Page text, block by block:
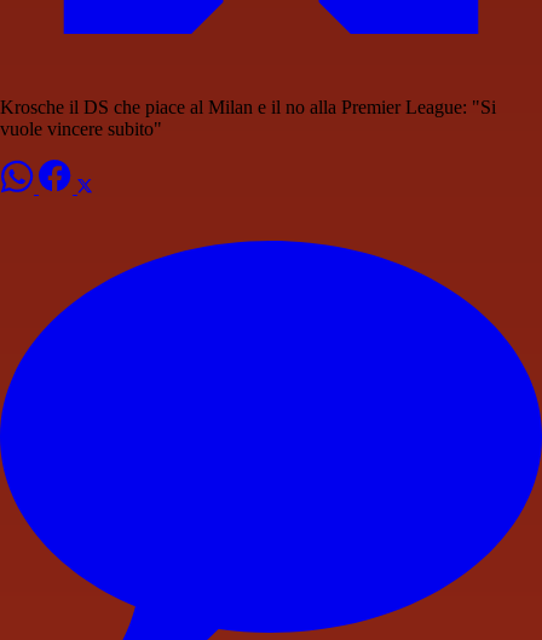
Krosche il DS che piace al Milan e il no alla Premier League: "Si
vuole vincere subito"